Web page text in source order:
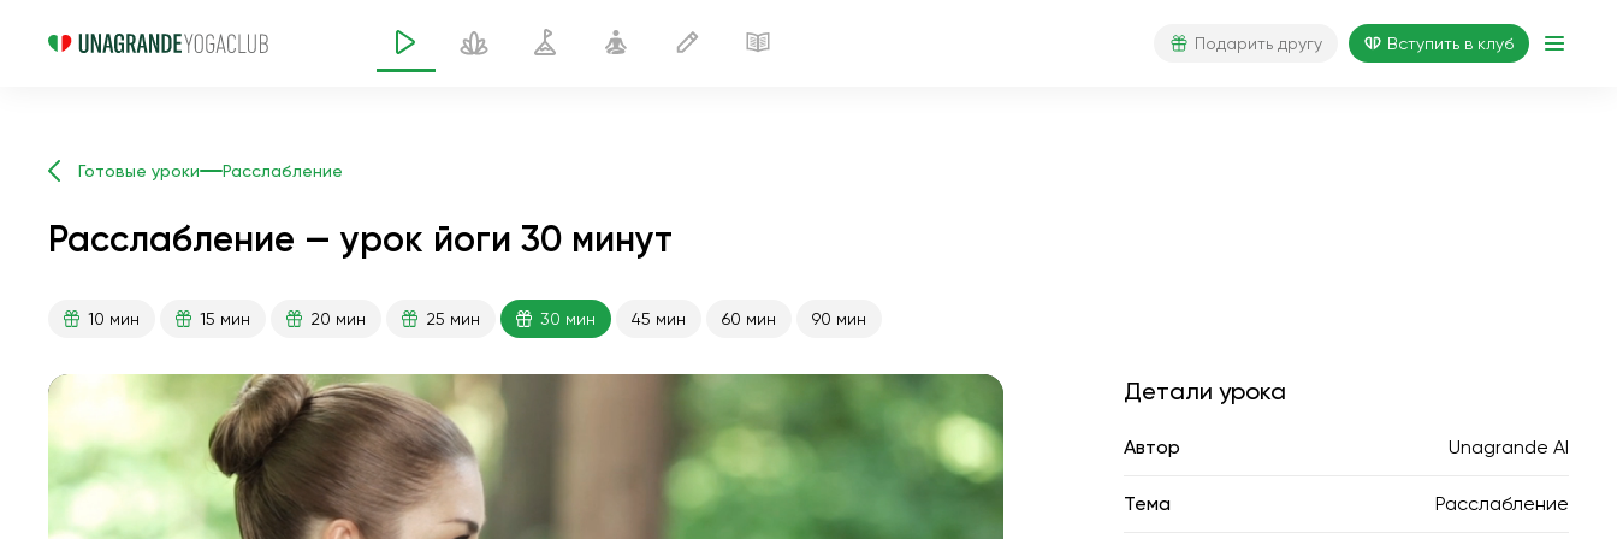
Подарить другу Вступить в клуб
Готовые уроки Расслабление
Расслабление — урок йоги 30 минут
10 мин 15 мин 20 мин 25 мин 30 мин 45 мин 60 мин 90 мин
Детали урока
Автор Unagrande AI
Тема Расслабление